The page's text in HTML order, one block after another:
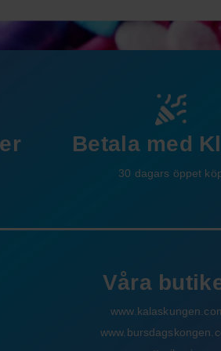
Betala med
30 dagars öppet
Våra